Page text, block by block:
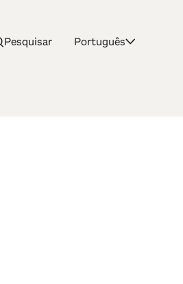
Pesquisar Português